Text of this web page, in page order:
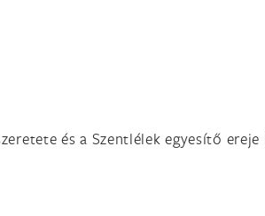
és a Szentlélek egyesítő